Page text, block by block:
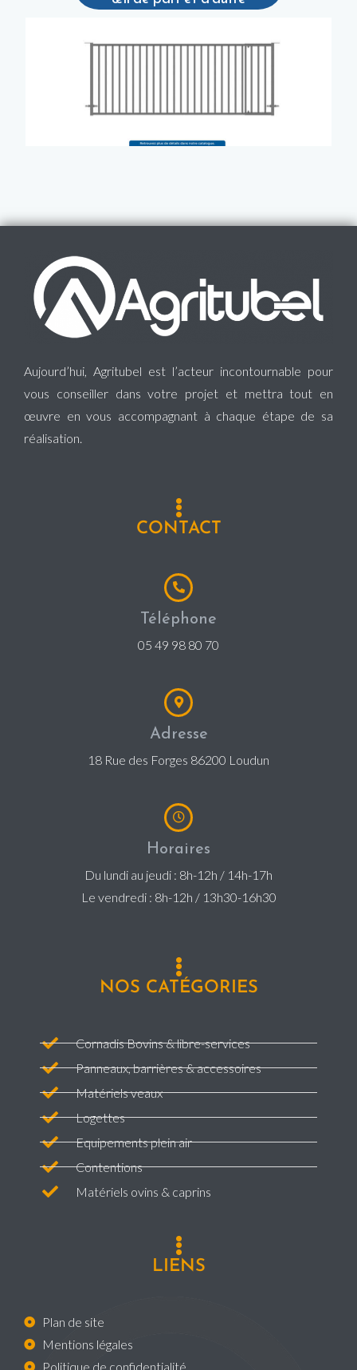
Aujourd’hui, Agritubel est l’acteur incontournable pour
vous conseiller dans votre projet et mettra tout en
œuvre en vous accompagnant à chaque étape de sa
réalisation.
CONTACT
Téléphone
05 49 98 80 70
Adresse
18 Rue des Forges 86200 Loudun
Horaires
Du lundi au jeudi : 8h-12h / 14h-17h
Le vendredi : 8h-12h / 13h30-16h30
NOS CATÉGORIES
Cornadis Bovins & libre-services
Panneaux, barrières & accessoires
Matériels veaux
Logettes
Equipements plein air
Contentions
Matériels ovins & caprins
LIENS
Plan de site
Mentions légales
Politique de confidentialité